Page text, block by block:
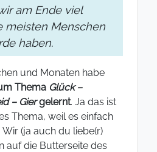
am Ende viel
meisten Menschen
haben.
und Monaten habe
Thema Glück –
– Giergelernt. Ja das ist
Thema, weil es einfach
(ja auch du liebe(r)
auf die Butterseite des